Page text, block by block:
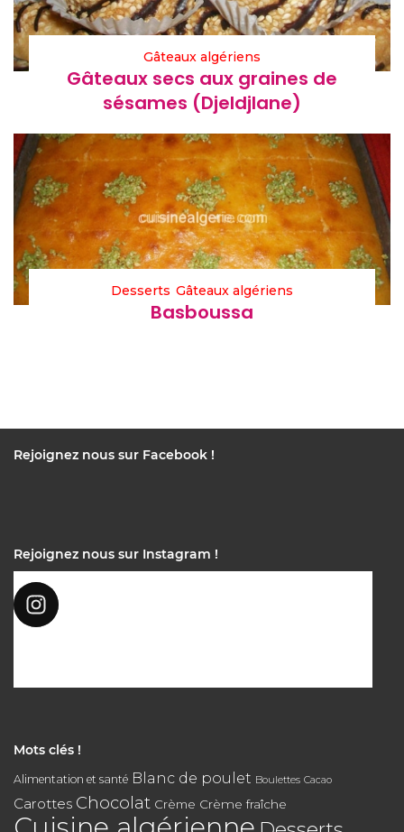
Gâteaux algériens
Gâteaux secs aux graines de
sésames (Djeldjlane)
Desserts Gâteaux algériens
Basboussa
Rejoignez nous sur Facebook !
Rejoignez nous sur Instagram !
Mots clés !
Alimentation et santé Blanc de poulet Boulettes Cacao
Carottes Chocolat Crème Crème fraîche